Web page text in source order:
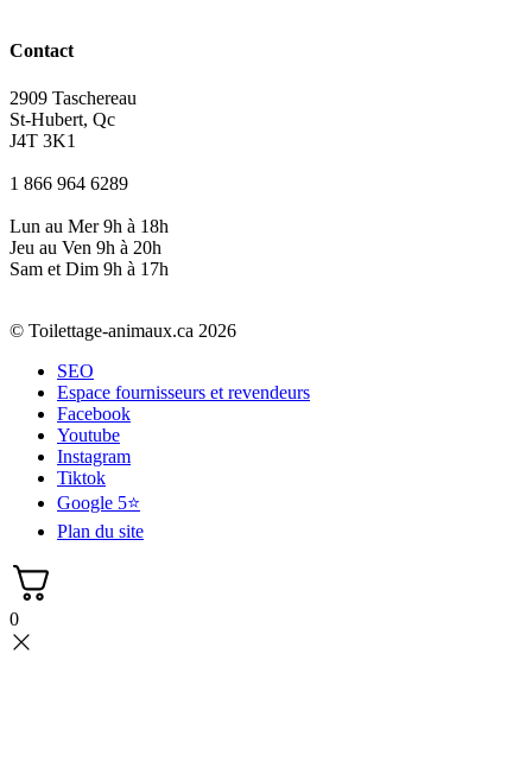
Contact
2909 Taschereau
St-Hubert, Qc
J4T 3K1
1 866 964 6289
Lun au Mer 9h à 18h
Jeu au Ven 9h à 20h
Sam et Dim 9h à 17h
© Toilettage-animaux.ca 2026
SEO
Espace fournisseurs et revendeurs
Facebook
Youtube
Instagram
Tiktok
Google 5⭐
Plan du site
0